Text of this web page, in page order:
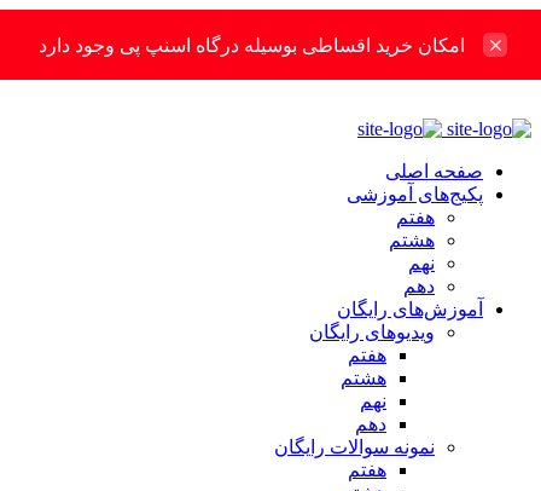
امکان خرید اقساطی بوسیله درگاه اسنپ پی وجود دارد
صفحه اصلی
پکیج‌های آموزشی
هفتم
هشتم
نهم
دهم
آموزش‌های رایگان
ویدیوهای رایگان
هفتم
هشتم
نهم
دهم
نمونه سوالات رایگان
هفتم